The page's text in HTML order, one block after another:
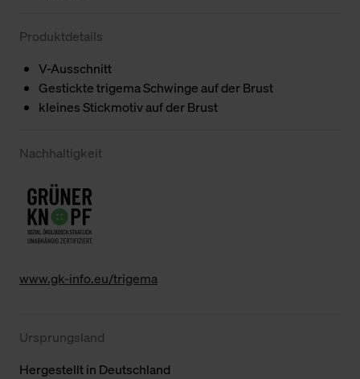
Produktdetails
V-Ausschnitt
Gestickte trigema Schwinge auf der Brust
kleines Stickmotiv auf der Brust
Nachhaltigkeit
www.gk-info.eu/trigema
Ursprungsland
Hergestellt in Deutschland